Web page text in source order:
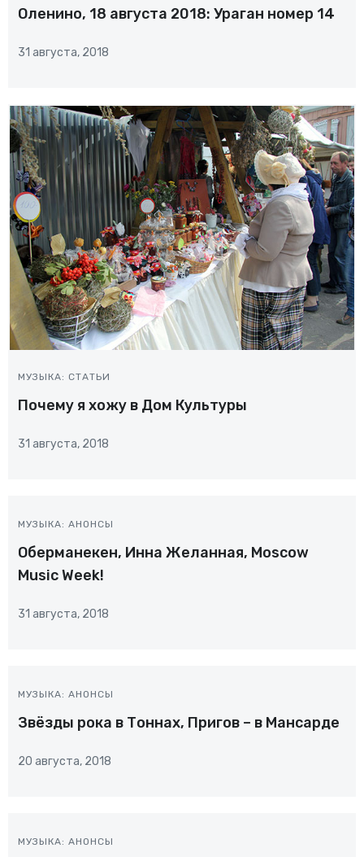
Оленино, 18 августа 2018: Ураган номер 14
31 августа, 2018
МУЗЫКА: СТАТЬИ
Почему я хожу в Дом Культуры
31 августа, 2018
МУЗЫКА: АНОНСЫ
Оберманекен, Инна Желанная, Moscow
Music Week!
31 августа, 2018
МУЗЫКА: АНОНСЫ
Звёзды рока в Тоннах, Пригов – в Мансарде
20 августа, 2018
МУЗЫКА: АНОНСЫ